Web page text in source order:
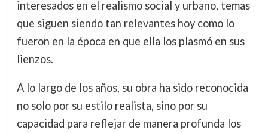
interesados en el realismo social y urbano, temas
que siguen siendo tan relevantes hoy como lo
fueron en la época en que ella los plasmó en sus
lienzos.
A lo largo de los años, su obra ha sido reconocida
no solo por su estilo realista, sino por su
capacidad para reflejar de manera profunda los